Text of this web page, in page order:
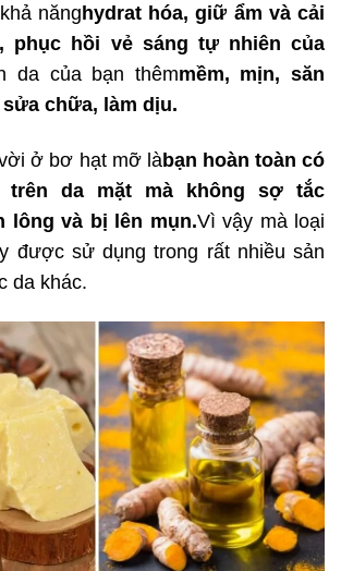
nănghydrat hóa, giữ ẩm và cải
phục hồi vẻ sáng tự nhiên của
da của bạn thêmmềm, mịn, săn
chữa, làm dịu.
ở bơ hạt mỡ làbạn hoàn toàn có
trên da mặt mà không sợ tắc
lông và bị lên mụn.Vì vậy mà loại
được sử dụng trong rất nhiều sản
da khác.